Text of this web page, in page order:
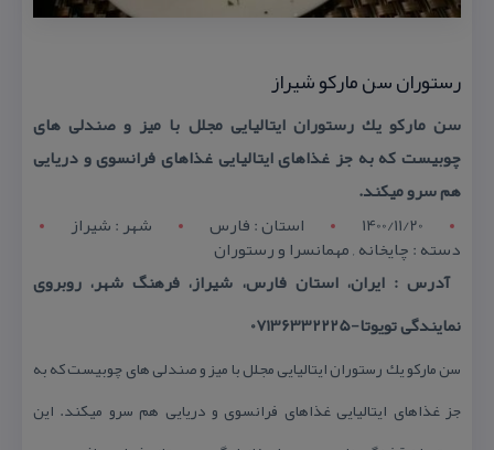
رستوران سن ماركو شیراز
سن ماركو یك رستوران ایتالیایی مجلل با میز و صندلی های
چوبیست كه به جز غذاهای ایتالیایی غذاهای فرانسوی و دریایی
هم سرو میكند.
1400/11/20
استان : فارس شهر : شيراز
دسته : چایخانه , مهمانسرا و رستوران
آدرس : ایران، استان فارس، شیراز، فرهنگ شهر، روبروی
نمایندگی تویوتا-07136332225
سن ماركو یك رستوران ایتالیایی مجلل با میز و صندلی های چوبیست كه به
جز غذاهای ایتالیایی غذاهای فرانسوی و دریایی هم سرو میكند. این